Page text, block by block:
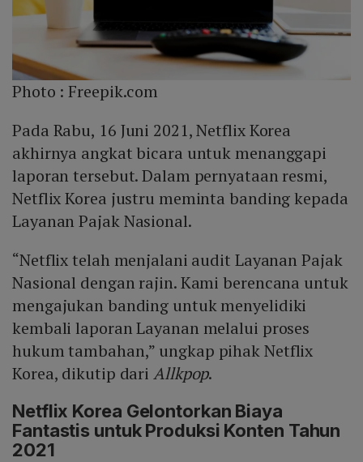
Photo :Freepik.com
Pada Rabu, 16 Juni 2021, Netflix Korea
akhirnya angkat bicara untuk menanggapi
laporan tersebut. Dalam pernyataan resmi,
Netflix Korea justru meminta banding kepada
Layanan Pajak Nasional.
“Netflix telah menjalani audit Layanan Pajak
Nasional dengan rajin. Kami berencana untuk
mengajukan banding untuk menyelidiki
kembali laporan Layanan melalui proses
hukum tambahan,” ungkap pihak Netflix
Korea, dikutip dari Allkpop.
Netflix Korea Gelontorkan Biaya
Fantastis untuk Produksi Konten Tahun
2021